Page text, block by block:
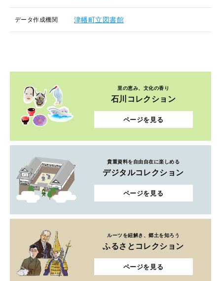
データ作成機関 津幡町立図書館
里の恵み、文化の香り
石川コレクション
ページを見る
貴重資料を自由自在に楽しめる
デジタルコレクション
ページを見る
ルーツを紐解き、郷土を知ろう
ふるさとコレクション
ページを見る